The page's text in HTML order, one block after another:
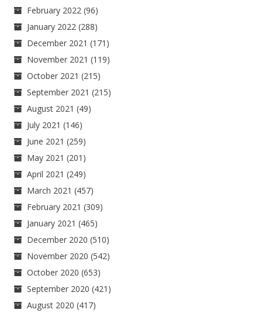
February 2022 (96)
January 2022 (288)
December 2021 (171)
November 2021 (119)
October 2021 (215)
September 2021 (215)
August 2021 (49)
July 2021 (146)
June 2021 (259)
May 2021 (201)
April 2021 (249)
March 2021 (457)
February 2021 (309)
January 2021 (465)
December 2020 (510)
November 2020 (542)
October 2020 (653)
September 2020 (421)
August 2020 (417)